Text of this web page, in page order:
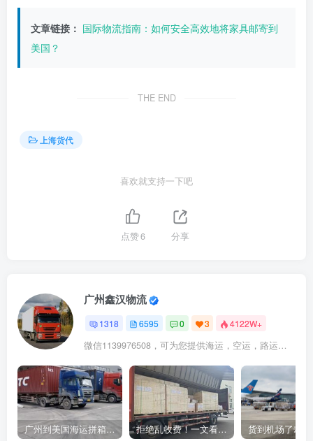
文章链接： 国际物流指南：如何安全高效地将家具邮寄到
美国？
THE END
上海货代
喜欢就支持一下吧
点赞6 分享
广州鑫汉物流
1318 6595 0 3 4122W+
微信1139976508，可为您提供海运，空运，路运，铁路运输
广州到美国海运拼箱多少钱？2024年最新运费构成+隐藏费用避坑指南 拒绝乱收费！一文看懂中国货代计费套路，教你避开所有隐形坑